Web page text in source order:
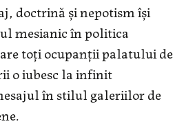
doctrină și nepotism își
mesianic în politica
toți ocupanții palatului de
o iubesc la infinit
în stilul galeriilor de